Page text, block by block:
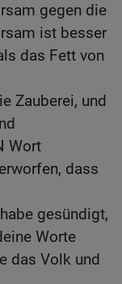
gegen die
ist besser
das Fett von
Zauberei, und
Wort
dass
gesündigt,
Worte
das Volk und